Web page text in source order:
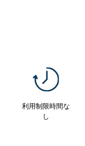
利用制限時間な
し